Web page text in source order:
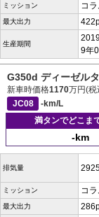
ミッション コ
最大出力
生産期間
9年
G350d ディーゼル
新車時価格1170万円(税
JC08
-km/L
満タンでどこま
-km
排気量
ミッション コ
最大出力